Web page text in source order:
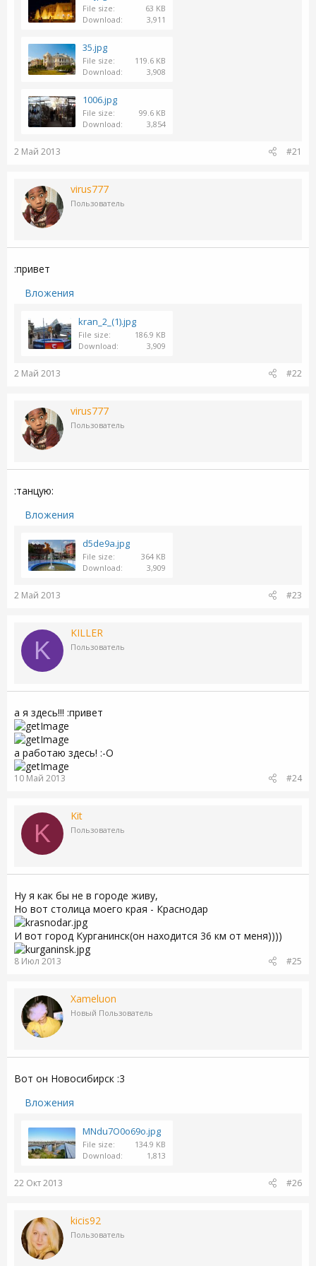
File size
63 KB
Download
3,911
35.jpg
File size
119.6 KB
Download
3,908
1006.jpg
File size
99.6 KB
Download
3,854
2 Май 2013 #21
virus777
Пользователь
:привет
Вложения
kran_2_(1).jpg
File size
186.9 KB
Download
3,909
2 Май 2013 #22
virus777
Пользователь
:танцую:
Вложения
d5de9a.jpg
File size
364 KB
Download
3,909
2 Май 2013 #23
K
KILLER
Пользователь
а я здесь!!! :привет
а работаю здесь! :-O
10 Май 2013 #24
K
Kit
Пользователь
Ну я как бы не в городе живу,
Но вот столица моего края - Краснодар
И вот город Курганинск(он находится 36 км от меня))))
8 Июл 2013 #25
Xameluon
Новый Пользователь
Вот он Новосибирск :3
Вложения
MNdu7O0o69o.jpg
File size
134.9 KB
Download
1,813
22 Окт 2013 #26
kicis92
Пользователь